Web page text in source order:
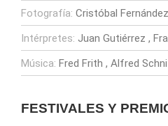
Fotografía: Cristóbal Fernández
Intérpretes: Juan Gutiérrez
Música: Fred Frith Alfred
FESTIVALES Y